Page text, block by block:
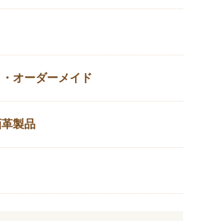
オーダーメイド
製品